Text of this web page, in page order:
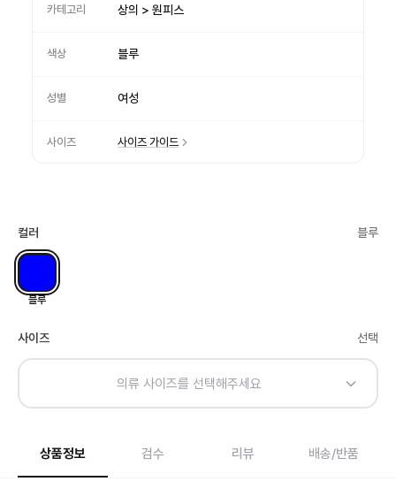
카테고리 상의 > 원피스
색상 블루
성별 여성
사이즈 사이즈 가이드
컬러 블루
블루
사이즈 선택
의류 사이즈를 선택해주세요
상품정보 검수 리뷰 배송/반품